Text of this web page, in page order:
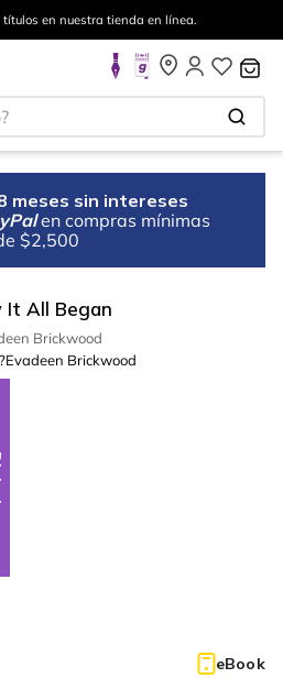
en nuestra tienda en línea.
meses sin intereses
en compras mínimas
$2,500
It All Began
Brickwood
?Evadeen Brickwood
eBook